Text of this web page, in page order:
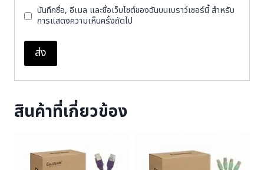
บันทึกชื่อ, อีเมล และชื่อเว็บไซต์ของฉันบนเบราว์เซอร์นี้ สำหรับ
การแสดงความเห็นครั้งถัดไป
สินค้าที่เกี่ยวข้อง